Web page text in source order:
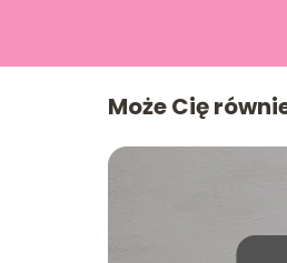
Może Cię